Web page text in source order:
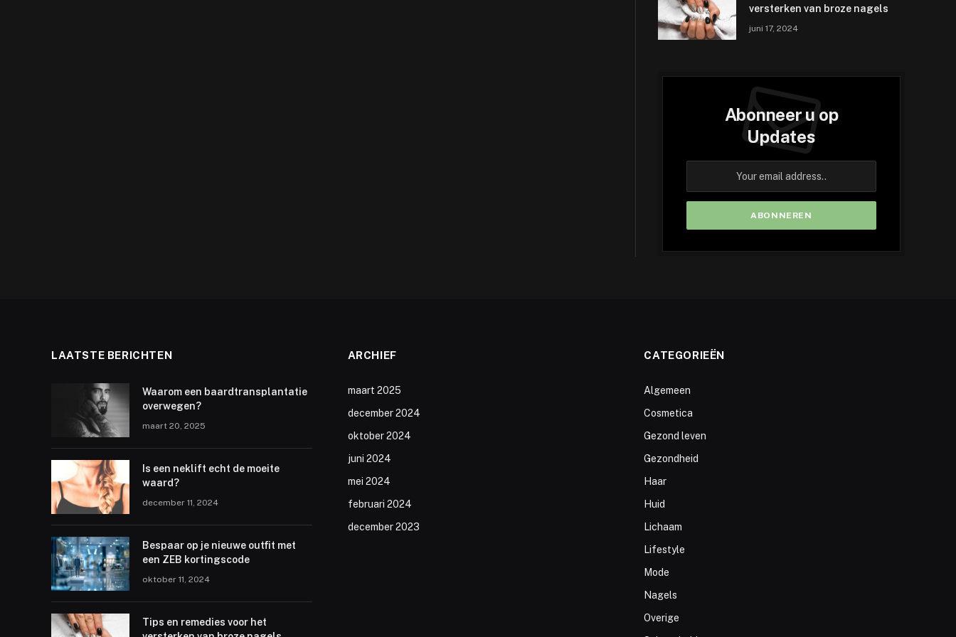
versterken van broze nagels
juni 17, 2024
Abonneer u op
Updates
LAATSTE BERICHTEN
Waarom een baardtransplantatie
overwegen?
maart 20, 2025
Is een neklift echt de moeite
waard?
december 11, 2024
Bespaar op je nieuwe outfit met
een ZEB kortingscode
oktober 11, 2024
Tips en remedies voor het
ARCHIEF
maart 2025
december 2024
oktober 2024
juni 2024
mei 2024
februari 2024
december 2023
CATEGORIEËN
Algemeen
Cosmetica
Gezond leven
Gezondheid
Haar
Huid
Lichaam
Lifestyle
Mode
Nagels
Overige